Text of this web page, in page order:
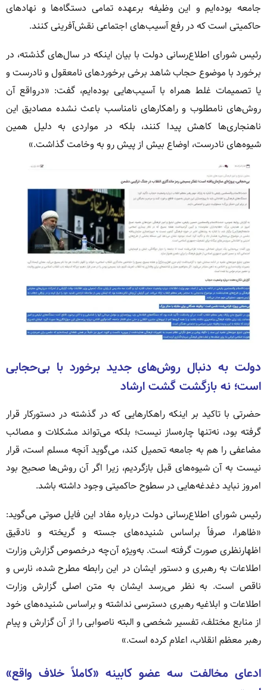
جامعه بوده‌ایم و این وظیفه برعهده تمامی دستگاه‌ها و نهادهای
حاکمیتی است که در رفع آسیب‌های اجتماعی نقش‌آفرینی کنند.
رئیس شورای اطلاع‌رسانی دولت با بیان اینکه در سال‌های گذشته، در
برخورد با موضوع حجاب شاهد برخی برخوردهای نامعقول و نادرست و
یا تصمیمات غلط همراه با آسیب‌هایی بوده‌ایم، گفت: «درواقع آن
روش‌های نامطلوب و راهکارهای نامناسب باعث نشده مصادیق این
ناهنجاری‌ها کاهش پیدا کنند، بلکه در مواردی به دلیل همین
شیوه‌های نادرست، اوضاع بیش از پیش رو به وخامت گذاشت.»
دولت به دنبال روش‌های جدید برخورد با بی‌حجابی
است؛ نه بازگشت گشت ارشاد
حضرتی با تاکید بر اینکه راهکارهایی که در گذشته در دستورکار قرار
گرفته بود، نه‌تنها چاره‌ساز نیست؛ بلکه می‌تواند مشکلات و مصائب
مضاعفی را هم به جامعه تحمیل کند، می‌گوید آنچه مسلم است، قرار
نیست به آن شیوه‌های قبل بازگردیم، زیرا اگر آن روش‌ها صحیح بود
امروز نباید دغدغه‌هایی در سطوح حاکمیتی وجود داشته باشد.
رئیس شورای اطلاع‌رسانی دولت درباره مفاد این فایل صوتی می‌گوید:
«ظاهرا، صرفاً براساس شنیده‌های جسته و گریخته و نادقیق
اظهارنظری صورت گرفته است. به‌ویژه آن‌چه درخصوص گزارش وزارت
اطلاعات به رهبری و دستور ایشان در این رابطه مطرح شده، نارس و
ناقص است. به نظر می‌رسد ایشان به متن اصلی گزارش وزارت
اطلاعات و ابلاغیه رهبری دسترسی نداشته و براساس شنیده‌های خود
از منابع مختلف، تفسیر شخصی و البته ناصوابی را از آن گزارش و پیام
رهبر معظم انقلاب، اعلام کرده است.»
ادعای مخالفت سه عضو کابینه «کاملاً خلاف واقع»